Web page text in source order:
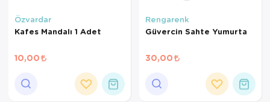
Özvardar
Kafes Mandalı 1 Adet
10,00
Rengarenk
Güvercin Sahte Yumurta
30,00